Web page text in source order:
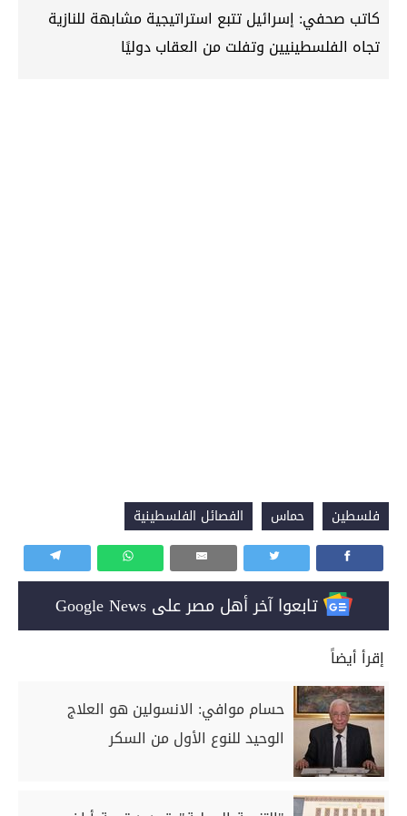
كاتب صحفي: إسرائيل تتبع استراتيجية مشابهة للنازية
تجاه الفلسطينيين وتفلت من العقاب دوليًا
فلسطين حماس الفصائل الفلسطينية
تابعوا آخر أهل مصر على Google News
إقرأ أيضاً
حسام موافي: الانسولين هو العلاج
الوحيد للنوع الأول من السكر